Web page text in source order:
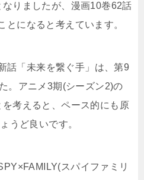
りましたが、漫画10巻62話
とになると考えています。
話「未来を繋ぐ手」は、第9
。アニメ3期(シーズン2)の
考えると、ペース的にも原
うど良いです。
スパイファミリ